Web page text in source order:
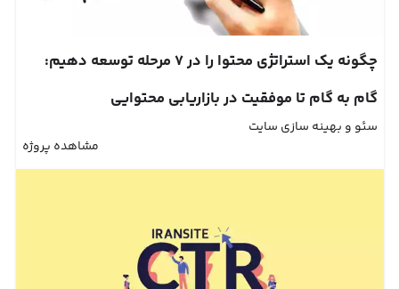
چگونه یک استراتژی محتوا را در 7 مرحله توسعه دهیم:
گام به گام تا موفقیت در بازاریابی محتوایی
سئو و بهینه سازی سایت
مشاهده پروژه